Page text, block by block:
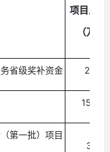
项目总
（万元
省级奖补资金 21.53
158.04
第一批）项目
3.50